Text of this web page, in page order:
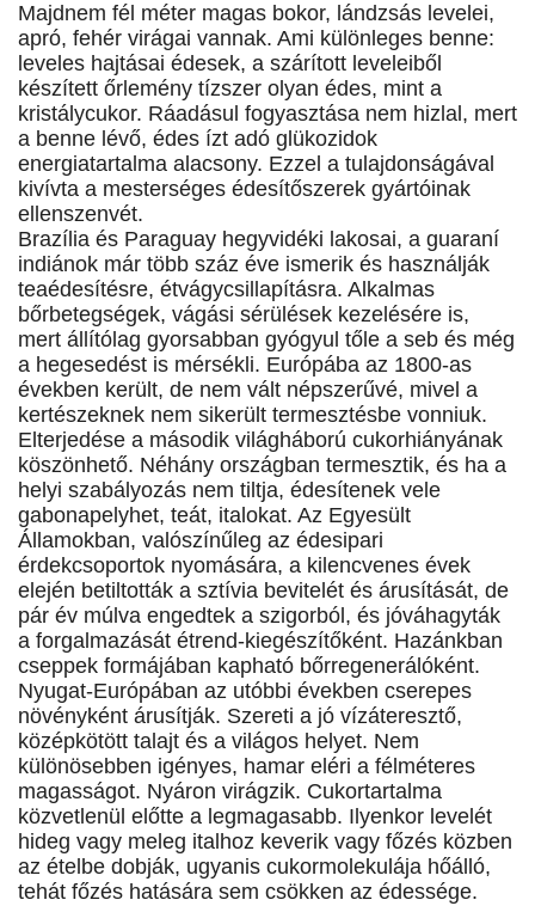
Majdnem fél méter magas bokor, lándzsás levelei,
apró, fehér virágai vannak. Ami különleges benne:
leveles hajtásai édesek, a szárított leveleiből
készített őrlemény tízszer olyan édes, mint a
kristálycukor. Ráadásul fogyasztása nem hizlal, mert
a benne lévő, édes ízt adó glükozidok
energiatartalma alacsony. Ezzel a tulajdonságával
kivívta a mesterséges édesítőszerek gyártóinak
ellenszenvét.
Brazília és Paraguay hegyvidéki lakosai, a guaraní
indiánok már több száz éve ismerik és használják
teaédesítésre, étvágycsillapításra. Alkalmas
bőrbetegségek, vágási sérülések kezelésére is,
mert állítólag gyorsabban gyógyul tőle a seb és még
a hegesedést is mérsékli. Európába az 1800-as
években került, de nem vált népszerűvé, mivel a
kertészeknek nem sikerült termesztésbe vonniuk.
Elterjedése a második világháború cukorhiányának
köszönhető. Néhány országban termesztik, és ha a
helyi szabályozás nem tiltja, édesítenek vele
gabonapelyhet, teát, italokat. Az Egyesült
Államokban, valószínűleg az édesipari
érdekcsoportok nyomására, a kilencvenes évek
elején betiltották a sztívia bevitelét és árusítását, de
pár év múlva engedtek a szigorból, és jóváhagyták
a forgalmazását étrend-kiegészítőként. Hazánkban
cseppek formájában kapható bőrregenerálóként.
Nyugat-Európában az utóbbi években cserepes
növényként árusítják. Szereti a jó vízáteresztő,
középkötött talajt és a világos helyet. Nem
különösebben igényes, hamar eléri a félméteres
magasságot. Nyáron virágzik. Cukortartalma
közvetlenül előtte a legmagasabb. Ilyenkor levelét
hideg vagy meleg italhoz keverik vagy főzés közben
az ételbe dobják, ugyanis cukormolekulája hőálló,
tehát főzés hatására sem csökken az édessége.